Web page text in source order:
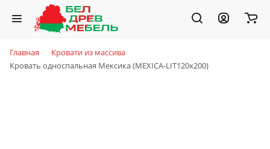
Главная
Кровати из массива
Кровать односпальная Мексика (MEXICA-LIT120х200)